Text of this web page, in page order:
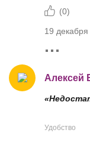
(0)
19
Алексей
Удобство